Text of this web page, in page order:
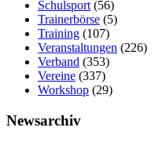
Schulsport (56)
Trainerbörse (5)
Training (107)
Veranstaltungen (226)
Verband (353)
Vereine (337)
Workshop (29)
Newsarchiv